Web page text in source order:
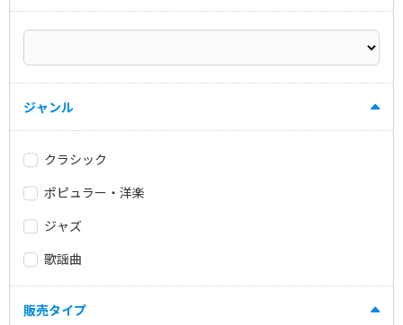
ジャンル
クラシック
ポピュラー・洋楽
ジャズ
歌謡曲
販売タイプ